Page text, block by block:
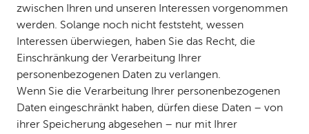
zwischen Ihren und unseren Interessen vorgenommen
werden. Solange noch nicht feststeht, wessen
Interessen überwiegen, haben Sie das Recht, die
Einschränkung der Verarbeitung Ihrer
personenbezogenen Daten zu verlangen.
Wenn Sie die Verarbeitung Ihrer personenbezogenen
Daten eingeschränkt haben, dürfen diese Daten – von
ihrer Speicherung abgesehen – nur mit Ihrer